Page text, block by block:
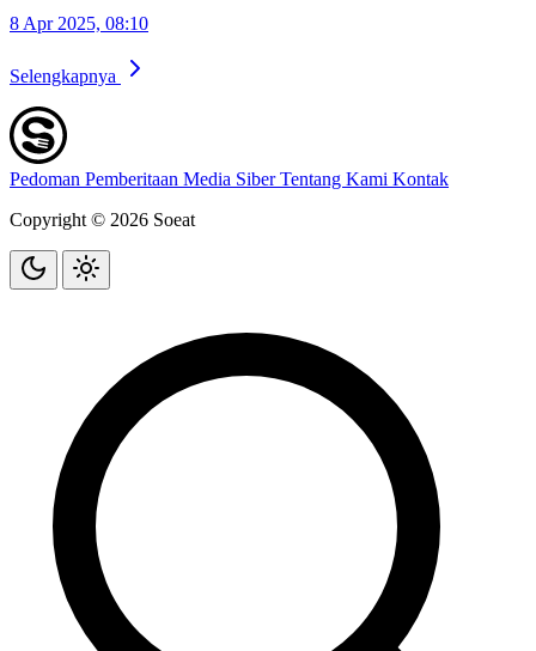
8 Apr 2025, 08:10
Selengkapnya
Pedoman Pemberitaan Media SiberTentang Kami Kontak
Copyright © 2026 Soeat